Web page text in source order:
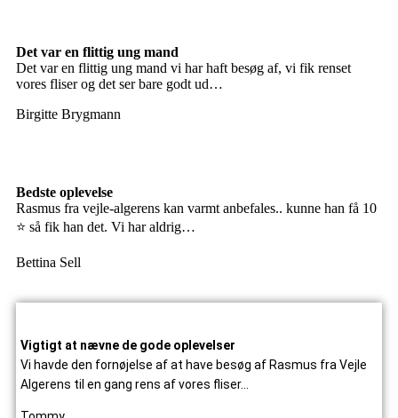
Det var en flittig ung mand
Det var en flittig ung mand vi har haft besøg af, vi fik renset
vores fliser og det ser bare godt ud…
Birgitte Brygmann
Bedste oplevelse
Rasmus fra vejle-algerens kan varmt anbefales.. kunne han få 10
⭐ så fik han det. Vi har aldrig…
Bettina Sell
Vigtigt at nævne de gode oplevelser
Vi havde den fornøjelse af at have besøg af Rasmus fra Vejle
Algerens til en gang rens af vores fliser…